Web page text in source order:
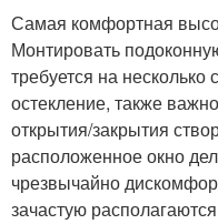
Самая комфортная
Монтировать
требуется на
остекление, также
открытия/закрытия
расположенное окно
чрезвычайно
зачастую